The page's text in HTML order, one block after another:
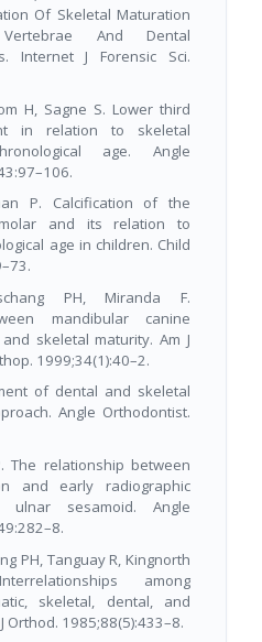
Of Skeletal Maturation
And Dental
Internet J Forensic Sci.
H, Sagne S. Lower third
in relation to skeletal
age. Angle
P. Calcification of the
and its relation to
age in children. Child
PH, Miranda F.
mandibular canine
skeletal maturity. Am J
1999;34(1):40–2.
of dental and skeletal
Angle Orthodontist.
The relationship between
and early radiographic
sesamoid. Angle
PH, Tanguay R, Kingnorth
among
skeletal, dental, and
Orthod. 1985;88(5):433–8.